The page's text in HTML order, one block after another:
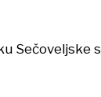
Sečoveljske